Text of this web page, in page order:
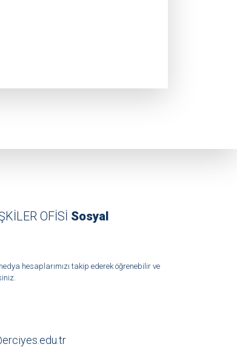
OFİSİ Sosyal
hesaplarımızı takip ederek öğrenebilir ve